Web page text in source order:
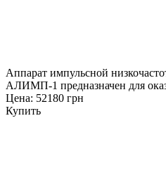
Аппарат импульсной
АЛИМП-1 предназначен для
Цена: 52180 грн
Купить